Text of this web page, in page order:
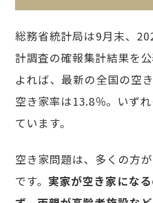
総務省統計局は9月末、
計調査の確報集計結果を
よれば、最新の全国の空
空き家率は13.8％。いず
ています。
空き家問題は、多くの方
です。 実家が空き家にな